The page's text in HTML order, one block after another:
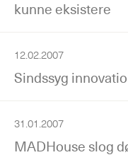
kunne eksistere
12.02.2007
Sindssyg
31.01.2007
MADHouse slog